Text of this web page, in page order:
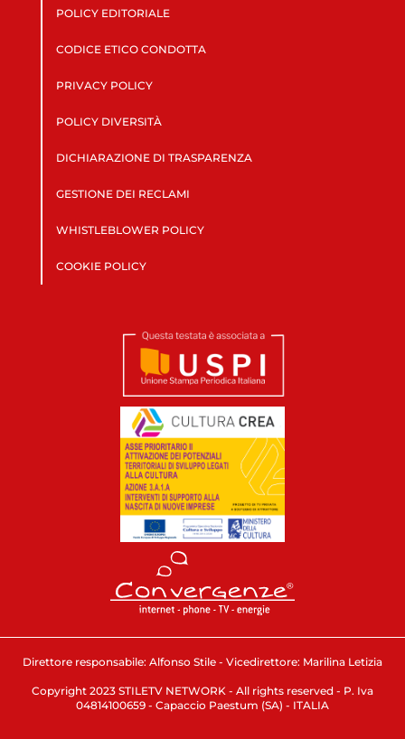
POLICY EDITORIALE
CODICE ETICO CONDOTTA
PRIVACY POLICY
POLICY DIVERSITÀ
DICHIARAZIONE DI TRASPARENZA
GESTIONE DEI RECLAMI
WHISTLEBLOWER POLICY
COOKIE POLICY
Direttore responsabile: Alfonso Stile - Vicedirettore: Marilina Letizia
Copyright 2023 STILETV NETWORK - All rights reserved - P. Iva
04814100659 - Capaccio Paestum (SA) - ITALIA